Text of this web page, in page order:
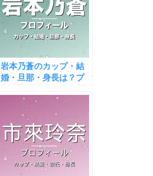
岩本乃蒼のカップ・結
婚・旦那・身長は？プ